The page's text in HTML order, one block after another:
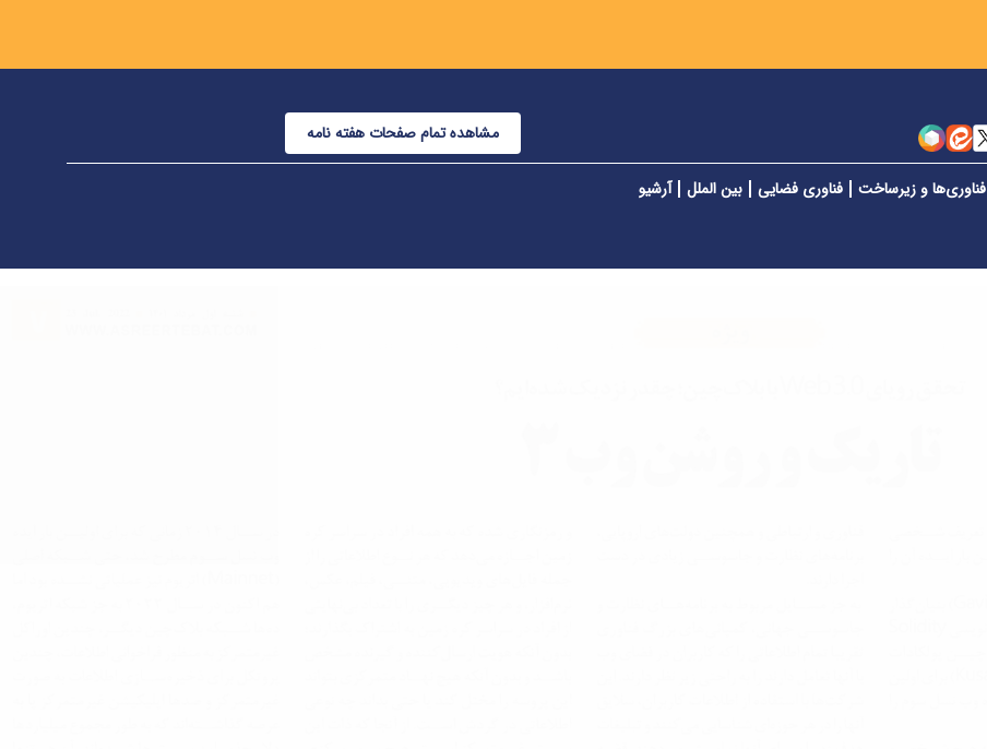
مشاهده تمام صفحات هفته نامه
فناوری‌ها و زیرساخت فناوری فضایی بین الملل آرشیو